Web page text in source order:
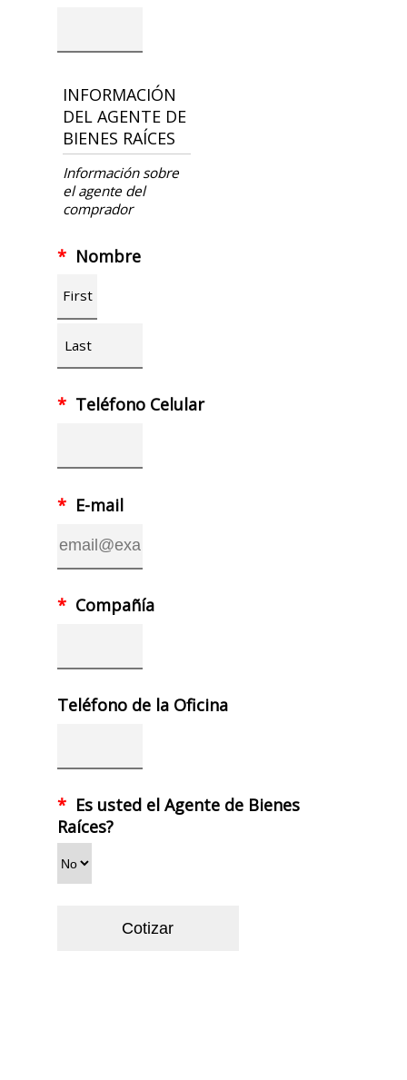
INFORMACIÓN
DEL AGENTE DE
BIENES RAÍCES
Información sobre
el agente del
comprador
* Nombre
First
Last
* Teléfono Celular
* E-mail
* Compañía
Teléfono de la Oficina
* Es usted el Agente de Bienes
Raíces?